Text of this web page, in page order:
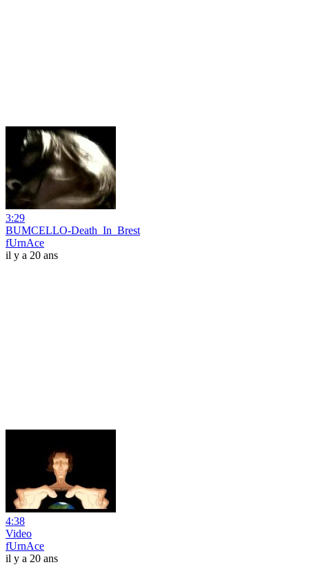
3:29
BUMCELLO-Death_In_Brest
fUrnAce
il y a 20 ans
4:38
Video
fUrnAce
il y a 20 ans